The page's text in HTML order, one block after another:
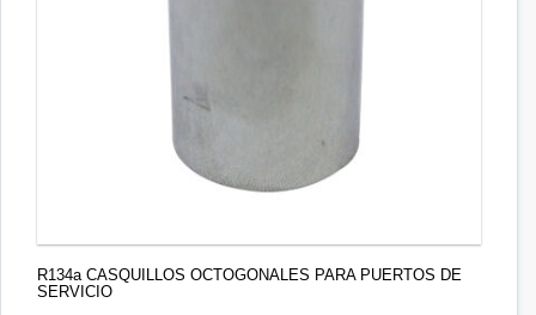
R134a CASQUILLOS OCTOGONALES PARA PUERTOS DE
SERVICIO